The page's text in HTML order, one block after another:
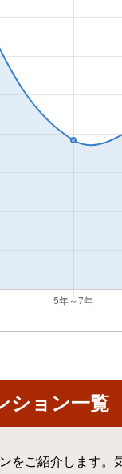
ション一覧
をご紹介します。